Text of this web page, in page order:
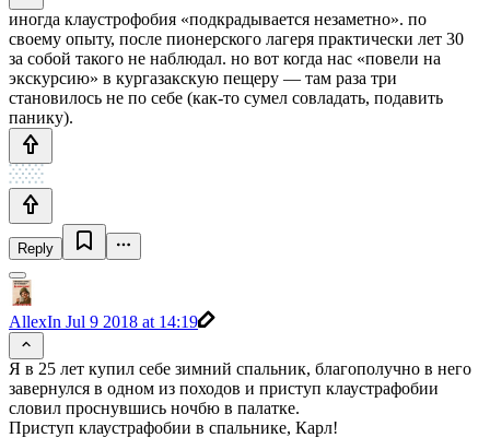
иногда клаустрофобия «подкрадывается незаметно». по
своему опыту, после пионерского лагеря практически лет 30
за собой такого не наблюдал. но вот когда нас «повели на
экскурсию» в кургазакскую пещеру — там раза три
становилось не по себе (как-то сумел совладать, подавить
панику).
Reply
AllexIn Jul 9 2018 at 14:19
Я в 25 лет купил себе зимний спальник, благополучно в него
завернулся в одном из походов и приступ клаустрафобии
словил проснувшись ночбю в палатке.
Приступ клаустрафобии в спальнике, Карл!